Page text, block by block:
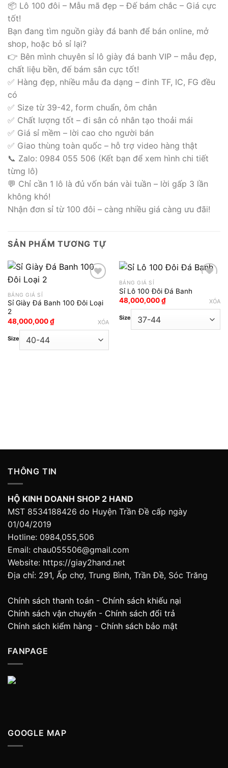
📦 Lô 100 đôi – Mẫu mã đẹp – Đế bám chắc – Giá cực
tốt!
Bạn đang tìm nguồn giày đá banh để bán online, mở
shop, hoặc bỏ sỉ lại?
👉 Bên mình chuyên sỉ lô giày đá banh VIP – mẫu đẹp,
chất liệu bền, đế bám sân cực tốt!
✅ Hàng đẹp, nhiều mẫu đa dạng – đinh TF, IC, FG đều
có
✅ Size từ 39-42, form chuẩn, ôm chân
✅ Chất lượng tốt – đi sân cỏ nhân tạo thoải mái
✅ Giá sỉ mềm – lời cao cho người bán
✅ Giao thùng toàn quốc – hỗ trợ video hàng thật
📞 Zalo: 0984 055 506 (Kết bạn để xem hình chi tiết
từng lô)
💬 Chỉ cần 1 lô là đủ vốn bán vài tuần – lời gấp 3 lần
không khó!
Nhận đơn sỉ từ 100 đôi – càng nhiều giá càng ưu đãi!
SẢN PHẨM TƯƠNG TỰ
Add to wishlist
BẢNG GIÁ SỈ
Sỉ Giày Đá Banh 100 Đôi Loại
2
48,000,000₫
Size
XÓA
Add to wishlist
BẢNG GIÁ SỈ
Sỉ Lô 100 Đôi Đá Banh
48,000,000₫
Size
XÓA
THÔNG TIN
HỘ KINH DOANH SHOP 2 HAND
MST 8534188426 do Huyện Trần Đề cấp ngày
01/04/2019
Hotline: 0984,055,506
Email: chau055506@gmail.com
Website: https://giay2hand.net
Địa chỉ: 291, Ấp chợ, Trung Bình, Trần Đề, Sóc Trăng
Chính sách thanh toán - Chính sách khiếu nại
Chính sách vận chuyển - Chính sách đổi trả
Chính sách kiểm hàng - Chính sách bảo mật
FANPAGE
GOOGLE MAP